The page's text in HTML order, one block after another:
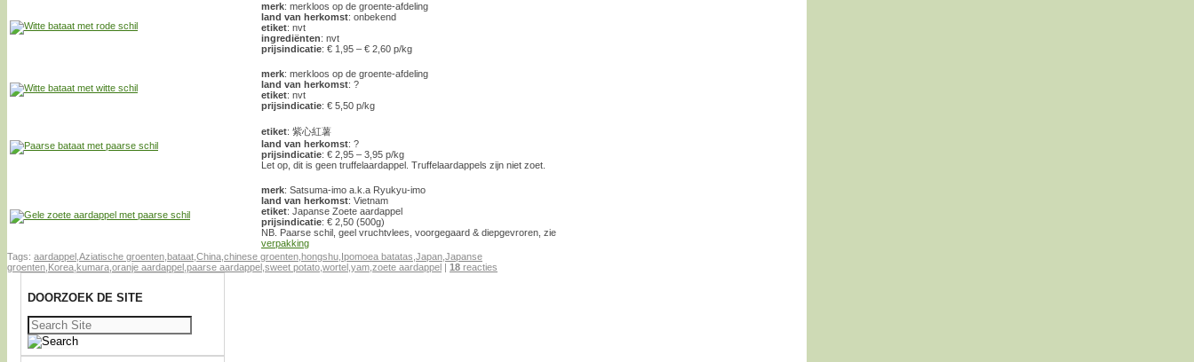
merk: merkloos op de groente-afdeling
land van herkomst: onbekend
etiket: nvt
ingrediënten: nvt
prijsindicatie: € 1,95 – € 2,60 p/kg
merk: merkloos op de groente-afdeling
land van herkomst: ?
etiket: nvt
prijsindicatie: € 5,50 p/kg
etiket: 紫心紅薯
land van herkomst: ?
prijsindicatie: € 2,95 – 3,95 p/kg
Let op, dit is geen truffelaardappel. Truffelaardappels zijn niet zoet.
merk: Satsuma-imo a.k.a Ryukyu-imo
land van herkomst: Vietnam
etiket: Japanse Zoete aardappel
prijsindicatie: € 2,50 (500g)
NB. Paarse schil, geel vruchtvlees, voorgegaard & diepgevroren, zie
verpakking
Tags: aardappel Aziatische groenten bataat China chinese groenten hongshu Ipomoea batatas Japan Japanse
groenten Korea kumara oranje aardappel paarse aardappel sweet potato wortel yam zoete aardappel 18 reacties
DOORZOEK DE SITE
Zoeken
naar: